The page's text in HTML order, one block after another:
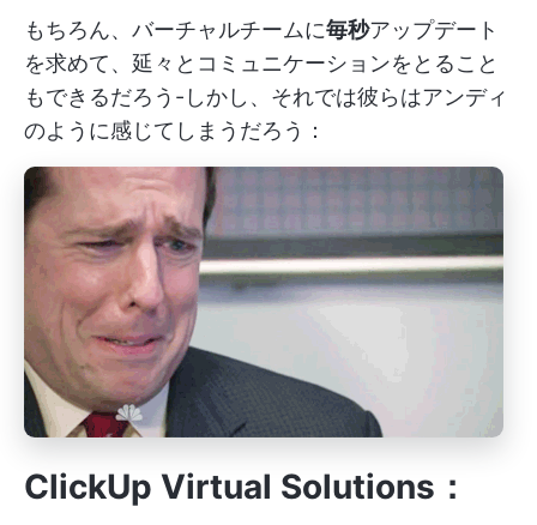
もちろん、バーチャルチームに毎秒アップデート
を求めて、延々とコミュニケーションをとること
もできるだろう-しかし、それでは彼らはアンディ
のように感じてしまうだろう：
ClickUp Virtual Solutions：